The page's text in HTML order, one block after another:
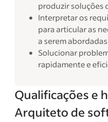
produzir soluções
Interpretar os
para articular as
a serem abordadas
Solucionar
rapidamente e
Qualificações e
Arquiteto de